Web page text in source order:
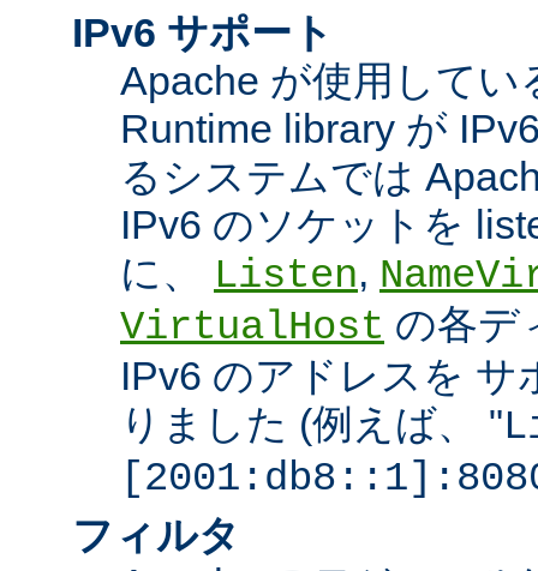
IPv6 サポート
Apache が使用してい
Runtime library が
るシステムでは
IPv6 のソケットを
に、
Listen,
VirtualHost の各デ
IPv6 のアドレスを
りました (例えば、 "
フィルタ